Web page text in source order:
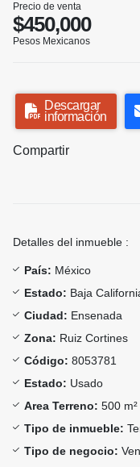
Precio de venta
$450,000
Pesos Mexicanos
Descargar
información
Compartir
Detalles del inmueble :
País: México
Estado: Baja
Ciudad: Ensenada
Zona: Ruiz Cortines
Código: 8053781
Estado: Usado
Area Terreno: 500 m²
Tipo de inmueble:
Tipo de negocio: